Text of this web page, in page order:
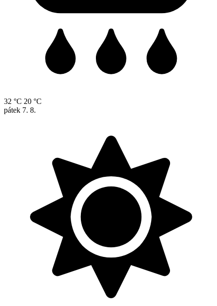
32 °C 20 °C
pátek 7. 8.